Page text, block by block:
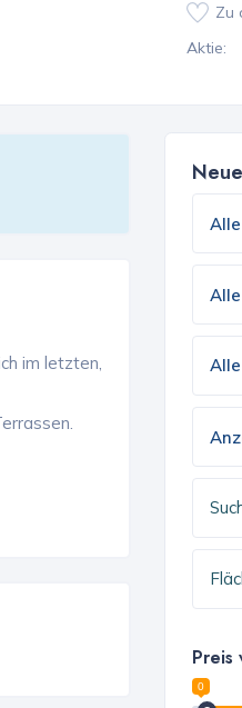
Zu
Aktie:
im letzten,
Preis
0